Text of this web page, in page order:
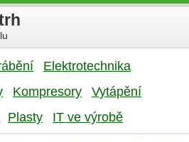
Elektrotechnika
Kompresory
Vytápění
Plasty IT ve výrobě